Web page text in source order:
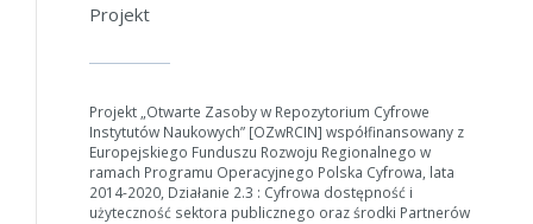
Projekt
Projekt „Otwarte Zasoby w Repozytorium Cyfrowe
Instytutów Naukowych” [OZwRCIN] współfinansowany z
Europejskiego Funduszu Rozwoju Regionalnego w
ramach Programu Operacyjnego Polska Cyfrowa, lata
2014-2020, Działanie 2.3 : Cyfrowa dostępność i
użyteczność sektora publicznego oraz środki Partnerów